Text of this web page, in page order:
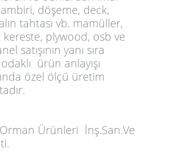
döşeme, deck,
tahtası vb. mamüller,
kereste, plywood, osb ve
satışının yanı sıra
ürün anlayışı
özel ölçü üretim
Orman Ürünleri İnş.San.Ve